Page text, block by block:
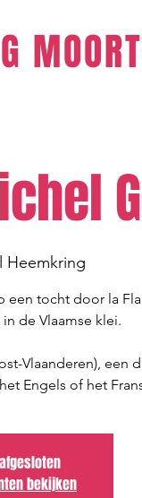
Heemkring
een tocht door la
de Vlaamse klei.
Vlaanderen), een
bekijken